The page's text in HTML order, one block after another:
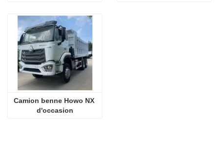
Camion benne Howo NX
d'occasion